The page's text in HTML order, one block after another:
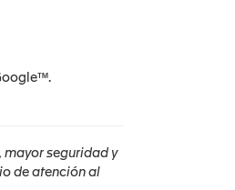
mayor seguridad y
de atención al